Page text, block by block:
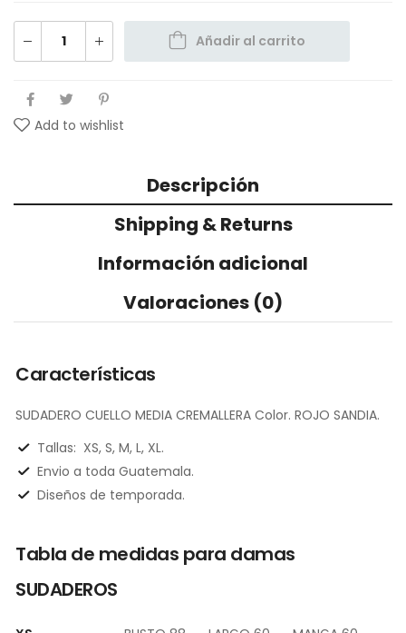
Añadir al carrito
Add to wishlist
Descripción
Shipping & Returns
Información adicional
Valoraciones (0)
Características
SUDADERO CUELLO MEDIA CREMALLERA Color. ROJO SANDIA.
Tallas: XS, S, M, L, XL.
Envio a toda Guatemala.
Diseños de temporada.
Tabla de medidas para damas
SUDADEROS